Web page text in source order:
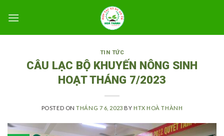
TIN TỨC
CÂU LẠC BỘ KHUYẾN NÔNG SINH
HOẠT THÁNG 7/2023
POSTED ONTHÁNG 7 6, 2023 BY HTX HOÀ THÀNH